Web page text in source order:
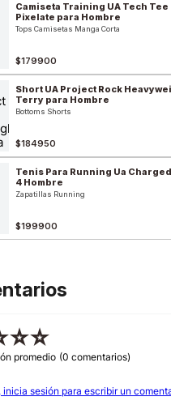
Camiseta Training UA Tech Tee
Pixelate para Hombre
Tops Camisetas Manga Corta
$179900
Short UA Project Rock
Terry para Hombre
Bottoms Shorts
$184950
Tenis Para Running Ua
4 Hombre
Zapatillas Running
$199900
☆☆
promedio (0 comentarios)
inicia sesión para escribir un